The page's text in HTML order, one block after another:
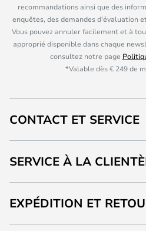
recommandations ainsi que des
enquêtes, des demandes d'évaluation
Vous pouvez annuler facilement et à
approprié disponible dans chaque
consultez notre page
*Valable dès € 249 de
CONTACT ET SERVICE
SERVICE À LA
EXPÉDITION ET